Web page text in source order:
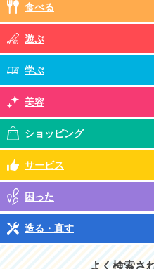
食べる
遊ぶ
学ぶ
美容
ショッピング
サービス
困った
造る・直す
よく検索さ